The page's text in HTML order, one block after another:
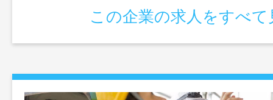
及び企画提案での営業成果を上げる事業
職として業務を邁進する。 変更範囲：
この企業の求人をすべて